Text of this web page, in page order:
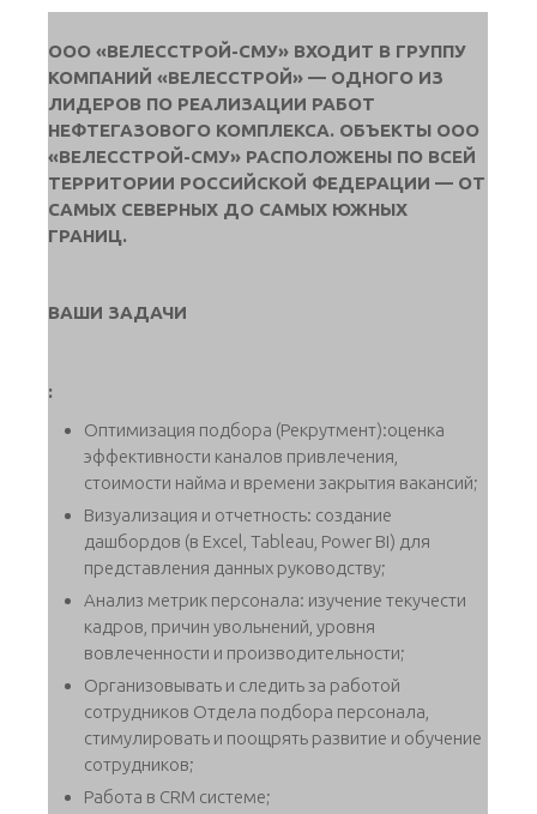
ООО «ВЕЛЕССТРОЙ-СМУ» ВХОДИТ В ГРУППУ
КОМПАНИЙ «ВЕЛЕССТРОЙ» — ОДНОГО ИЗ
ЛИДЕРОВ ПО РЕАЛИЗАЦИИ РАБОТ
НЕФТЕГАЗОВОГО КОМПЛЕКСА. ОБЪЕКТЫ ООО
«ВЕЛЕССТРОЙ-СМУ» РАСПОЛОЖЕНЫ ПО ВСЕЙ
ТЕРРИТОРИИ РОССИЙСКОЙ ФЕДЕРАЦИИ — ОТ
САМЫХ СЕВЕРНЫХ ДО САМЫХ ЮЖНЫХ
ГРАНИЦ.
ВАШИ ЗАДАЧИ
:
Оптимизация подбора (Рекрутмент):оценка
эффективности каналов привлечения,
стоимости найма и времени закрытия вакансий;
Визуализация и отчетность: создание
дашбордов (в Excel, Tableau, Power BI) для
представления данных руководству;
Анализ метрик персонала: изучение текучести
кадров, причин увольнений, уровня
вовлеченности и производительности;
Организовывать и следить за работой
сотрудников Отдела подбора персонала,
стимулировать и поощрять развитие и обучение
сотрудников;
Работа в CRM системе;